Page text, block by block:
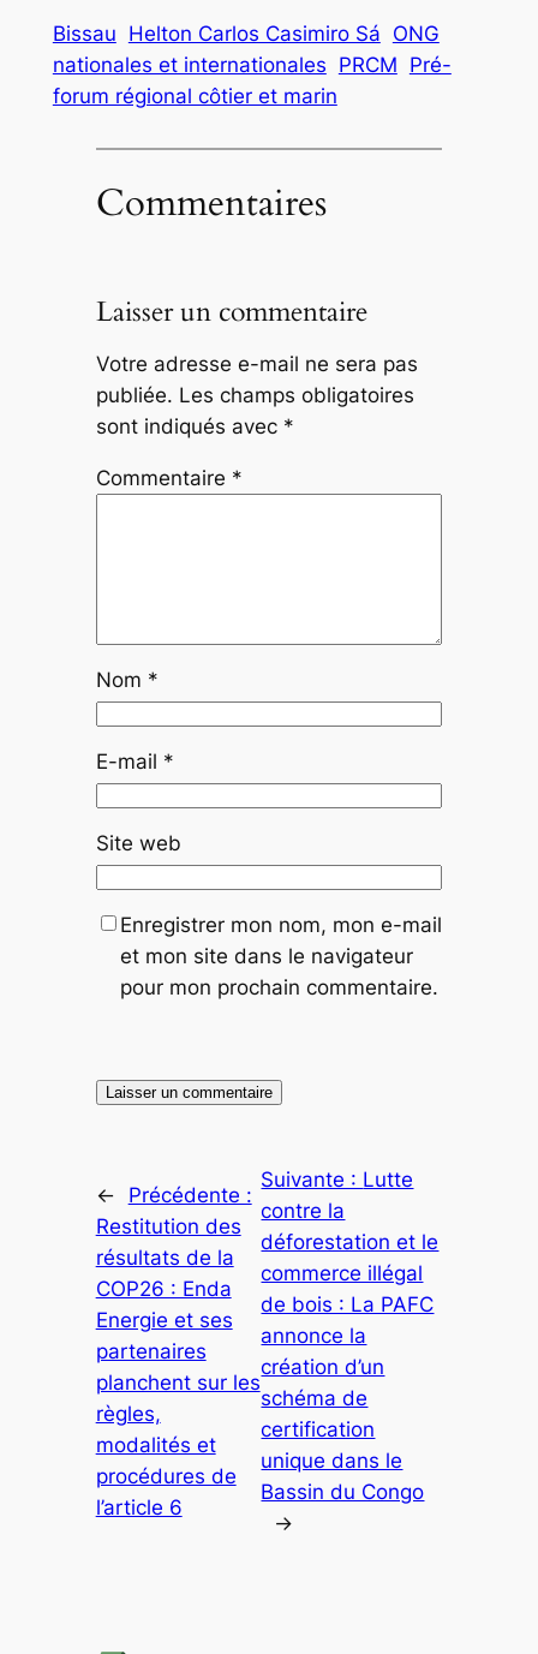
Bissau Helton Carlos Casimiro Sá ONG
nationales et internationales PRCM Pré-
forum régional côtier et marin
Commentaires
Laisser un commentaire
Votre adresse e-mail ne sera pas
publiée. Les champs obligatoires
sont indiqués avec *
Commentaire *
Nom *
E-mail *
Site web
Enregistrer mon nom, mon e-mail
et mon site dans le navigateur
pour mon prochain commentaire.
←
Précédente :
Restitution des
résultats de la
COP26 : Enda
Energie et ses
partenaires
planchent sur les
règles,
modalités et
procédures de
l’article 6
Suivante : Lutte
contre la
déforestation et le
commerce illégal
de bois : La PAFC
annonce la
création d’un
schéma de
certification
unique dans le
Bassin du Congo
→